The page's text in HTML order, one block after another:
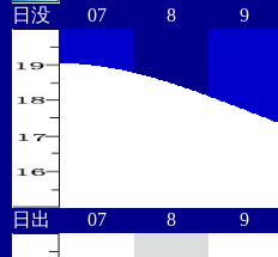
日没 07 8 9
日出 07 8 9